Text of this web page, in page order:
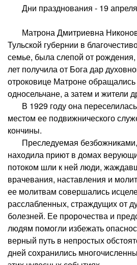
Дни празднования - 19
Матрона Дмитриевна
Тульской губернии в
семье, была слепой от
лет получила от Бога дар
отроковице Матроне обращались
односельчане, а затем и жители
В 1929 году она
местом ее подвижнического
кончины.
Преследуемая
находила приют в домах
потоком шли к ней люди,
врачевания, наставления и
ее молитвам совершались
расслабленных, страждущих от
болезней. Ее пророчества и
людям помогли избежать
верный путь в непростых
дней сохранились